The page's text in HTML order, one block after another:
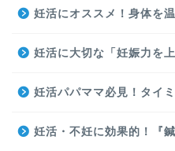
妊活にオススメ！身体を
妊活に大切な「妊娠力を
妊活パパママ必見！タイ
妊活・不妊に効果的！『